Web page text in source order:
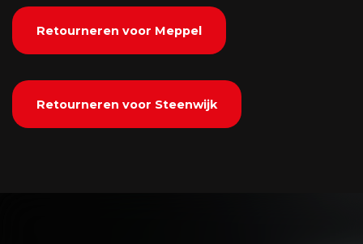
Retourneren voor Meppel
Retourneren voor Steenwijk